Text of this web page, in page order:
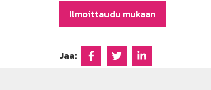
Ilmoittaudu mukaan
Jaa: Jaa Facebookissa
Jaa Twitterissä
Jaa Linkedinissä